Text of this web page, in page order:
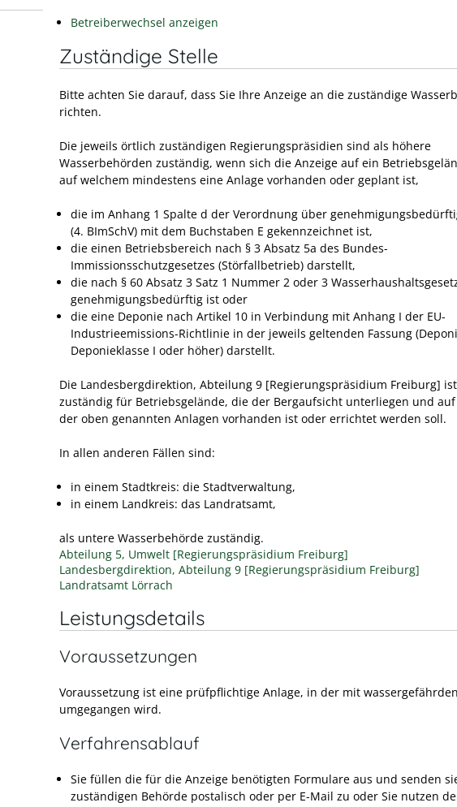
Betreiberwechsel anzeigen
Zuständige Stelle
Bitte achten Sie darauf, dass Sie Ihre Anzeige an die zuständige
richten.
Die jeweils örtlich zuständigen Regierungspräsidien sind als höhere
Wasserbehörden zuständig, wenn sich die Anzeige auf ein
auf welchem mindestens eine Anlage vorhanden oder geplant ist,
die im Anhang 1 Spalte d der Verordnung über
(4. BImSchV) mit dem Buchstaben E gekennzeichnet ist,
die einen Betriebsbereich nach § 3 Absatz 5a des Bundes-
Immissionsschutzgesetzes (Störfallbetrieb) darstellt,
die nach § 60 Absatz 3 Satz 1 Nummer 2 oder 3
genehmigungsbedürftig ist oder
die eine Deponie nach Artikel 10 in Verbindung mit Anhang I der EU-
Industrieemissions-Richtlinie in der jeweils geltenden Fassung
Deponieklasse I oder höher) darstellt.
Die Landesbergdirektion, Abteilung 9 [Regierungspräsidium Freiburg]
zuständig für Betriebsgelände, die der Bergaufsicht unterliegen und
der oben genannten Anlagen vorhanden ist oder errichtet werden soll.
In allen anderen Fällen sind:
in einem Stadtkreis: die Stadtverwaltung,
in einem Landkreis: das Landratsamt,
als untere Wasserbehörde zuständig.
Abteilung 5, Umwelt [Regierungspräsidium Freiburg]
Landesbergdirektion, Abteilung 9 [Regierungspräsidium Freiburg]
Landratsamt Lörrach
Leistungsdetails
Voraussetzungen
Voraussetzung ist eine prüfpflichtige Anlage, in der mit
umgegangen wird.
Verfahrensablauf
Sie füllen die für die Anzeige benötigten Formulare aus und senden
zuständigen Behörde postalisch oder per E-Mail zu oder Sie nutzen